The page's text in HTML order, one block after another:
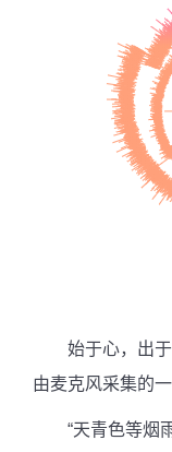
始于心，出于
由麦克风采集的
“天青色等烟雨